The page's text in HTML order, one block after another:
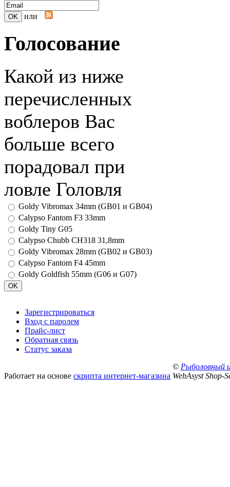
или
Голосование
Какой из ниже
перечисленных
воблеров Вас
больше всего
порадовал при
ловле Головля
Goldy Vibromax 34mm (GB01 и GB04)
Calypso Fantom F3 33mm
Goldy Tiny G05
Calypso Chubb CH318 31,8mm
Goldy Vibromax 28mm (GB02 и GB03)
Calypso Fantom F4 45mm
Goldy Goldfish 55mm (G06 и G07)
Зарегистрироваться
Вход с паролем
Прайс-лист
Обратная связь
Статус заказа
© Рыболовный
Работает на основе скрипта интернет-магазина WebAsyst Shop-